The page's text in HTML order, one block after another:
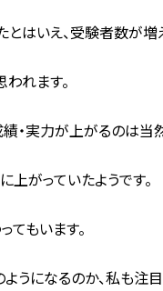
はいえ、受験者数が増
れます。
・実力が上がるのは当
がっていたようです。
てもいます。
うになるのか、私も注目